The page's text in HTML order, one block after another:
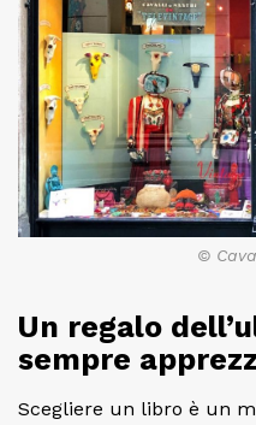
©
Un regalo
sempre
Scegliere un libro è un